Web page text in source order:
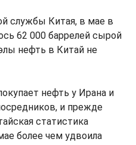
службы Китая, в мае в
62 000 баррелей сырой
нефть в Китай не
нефть у Ирана и
и прежде
статистика
более чем удвоила